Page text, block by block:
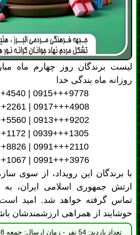
روزانه ماه بندگی خدا
| 0915+++9778
| 0917+++4908
| 0913+++9202
| 0939+++1305
| 0991+++2110
| 0991+++3976
با برندگان این رویداد، از سوی
ارتش جمهوری اسلامی ایران، به
تماس گرفته خواهد شد. امید است
خوشایند از همراهی ارزشمندشان
11:46
ثبت نظر: 0 نظر ثبت
شده